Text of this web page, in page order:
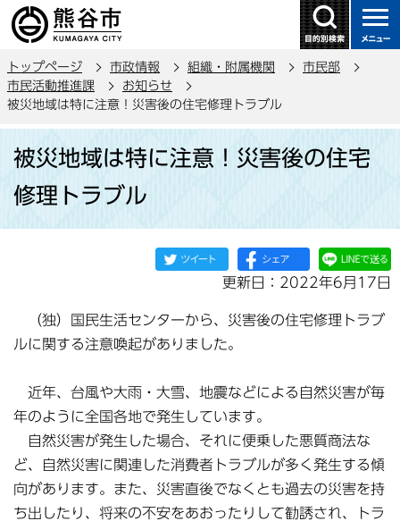
の
ー
ジ
トップページ 市政情報 組織・附属機関
市民部
市民活動推進課
お知らせ
被災地域は特に注意！災害後の住宅修理トラブル
か
被災地域は特に注意！災害後の住宅
修理トラブル
更新日：2022年6月17日
（独）国民生活センターから、災害後の住宅修理トラブ
ルに関する注意喚起がありました。
近年、台風や大雨・大雪、地震などによる自然災害が毎
年のように全国各地で発生しています。
自然災害が発生した場合、それに便乗した悪質商法な
ど、自然災害に関連した消費者トラブルが多く発生する傾
向があります。また、災害直後でなくとも過去の災害を持
ち出したり、将来の不安をあおったりして勧誘され、トラ